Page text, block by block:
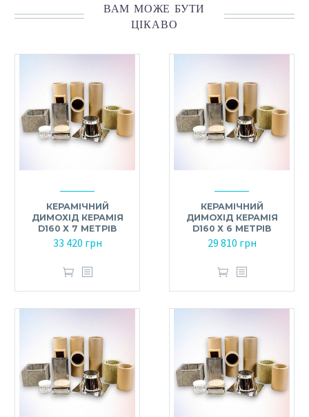
ВАМ МОЖЕ БУТИ
ЦІКАВО
КЕРАМІЧНИЙ
ДИМОХІД КЕРАМІЯ
D160 Х 7 МЕТРІВ
33 420 грн
КЕРАМІЧНИЙ
ДИМОХІД КЕРАМІЯ
D160 Х 6 МЕТРІВ
29 810 грн